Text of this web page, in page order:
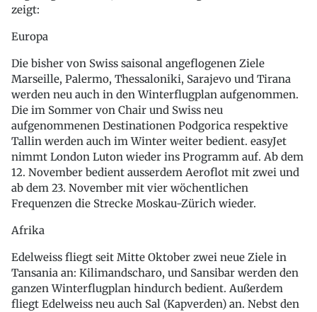
zeigt:
Europa
Die bisher von Swiss saisonal angeflogenen Ziele
Marseille, Palermo, Thessaloniki, Sarajevo und Tirana
werden neu auch in den Winterflugplan aufgenommen.
Die im Sommer von Chair und Swiss neu
aufgenommenen Destinationen Podgorica respektive
Tallin werden auch im Winter weiter bedient. easyJet
nimmt London Luton wieder ins Programm auf. Ab dem
12. November bedient ausserdem Aeroflot mit zwei und
ab dem 23. November mit vier wöchentlichen
Frequenzen die Strecke Moskau-Zürich wieder.
Afrika
Edelweiss fliegt seit Mitte Oktober zwei neue Ziele in
Tansania an: Kilimandscharo, und Sansibar werden den
ganzen Winterflugplan hindurch bedient. Außerdem
fliegt Edelweiss neu auch Sal (Kapverden) an. Nebst den